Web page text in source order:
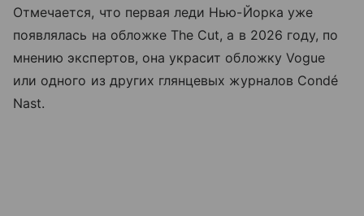
Отмечается, что первая леди Нью-Йорка уже
появлялась на обложке The Cut, а в 2026 году, по
мнению экспертов, она украсит обложку Vogue
или одного из других глянцевых журналов Condé
Nast.